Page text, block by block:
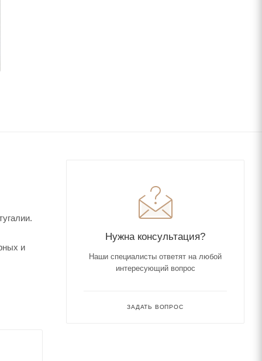
и
Нужна консультация?
Наши специалисты ответят на любой
интересующий вопрос
ЗАДАТЬ ВОПРОС